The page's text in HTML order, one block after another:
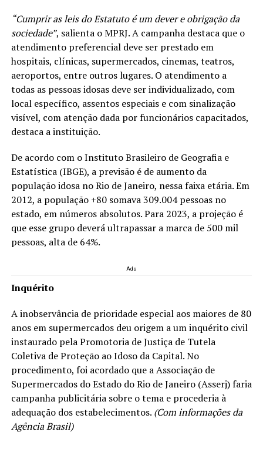
“Cumprir as leis do Estatuto é um dever e obrigação da
sociedade”, salienta o MPRJ. A campanha destaca que o
atendimento preferencial deve ser prestado em
hospitais, clínicas, supermercados, cinemas, teatros,
aeroportos, entre outros lugares. O atendimento a
todas as pessoas idosas deve ser individualizado, com
local específico, assentos especiais e com sinalização
visível, com atenção dada por funcionários capacitados,
destaca a instituição.
De acordo com o Instituto Brasileiro de Geografia e
Estatística (IBGE), a previsão é de aumento da
população idosa no Rio de Janeiro, nessa faixa etária. Em
2012, a população +80 somava 309.004 pessoas no
estado, em números absolutos. Para 2023, a projeção é
que esse grupo deverá ultrapassar a marca de 500 mil
pessoas, alta de 64%.
Ads
Inquérito
A inobservância de prioridade especial aos maiores de 80
anos em supermercados deu origem a um inquérito civil
instaurado pela Promotoria de Justiça de Tutela
Coletiva de Proteção ao Idoso da Capital. No
procedimento, foi acordado que a Associação de
Supermercados do Estado do Rio de Janeiro (Asserj) faria
campanha publicitária sobre o tema e procederia à
adequação dos estabelecimentos. (Com informações da
Agência Brasil)